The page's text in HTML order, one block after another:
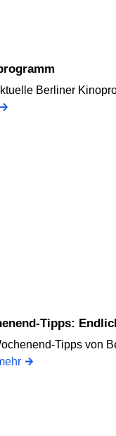
Berliner
Tipps:
Tipps von